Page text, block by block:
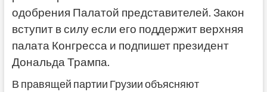
одобрения Палатой представителей. Закон
вступит в силу если его поддержит верхняя
палата Конгресса и подпишет президент
Дональда Трампа.
В правящей партии Грузии объясняют